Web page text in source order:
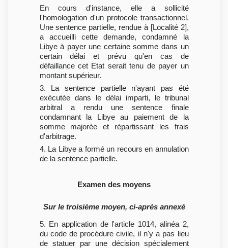
En cours d'instance, elle a sollicité
l'homologation d'un protocole transactionnel.
Une sentence partielle, rendue à [Localité 2],
a accueilli cette demande, condamné la
Libye à payer une certaine somme dans un
certain délai et prévu qu'en cas de
défaillance cet Etat serait tenu de payer un
montant supérieur.
3. La sentence partielle n'ayant pas été
exécutée dans le délai imparti, le tribunal
arbitral a rendu une sentence finale
condamnant la Libye au paiement de la
somme majorée et répartissant les frais
d'arbitrage.
4. La Libye a formé un recours en annulation
de la sentence partielle.
Examen des moyens
Sur le troisième moyen, ci-après annexé
5. En application de l'article 1014, alinéa 2,
du code de procédure civile, il n'y a pas lieu
de statuer par une décision spécialement